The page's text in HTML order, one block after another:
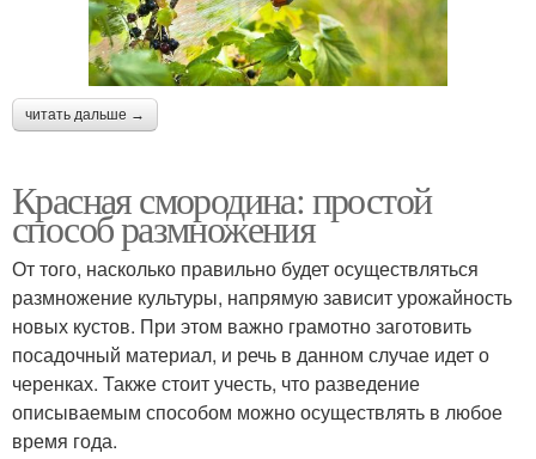
читать дальше →
Красная смородина: простой
способ размножения
От того, насколько правильно будет осуществляться
размножение культуры, напрямую зависит урожайность
новых кустов. При этом важно грамотно заготовить
посадочный материал, и речь в данном случае идет о
черенках. Также стоит учесть, что разведение
описываемым способом можно осуществлять в любое
время года.